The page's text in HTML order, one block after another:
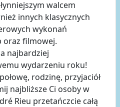
walcem
innych klasycznych
wykonań
oraz filmowej.
najbardziej
wydarzeniu roku!
rodzinę, przyjaciół
najbliższe Ci osoby w
Rieu przetańczcie całą